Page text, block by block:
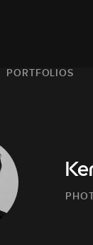
PORTFOLIOS